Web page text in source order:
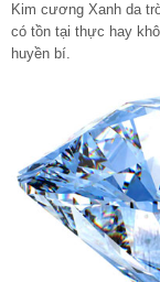
Kim cương Xanh da
có tồn tại thực hay
huyền bí.